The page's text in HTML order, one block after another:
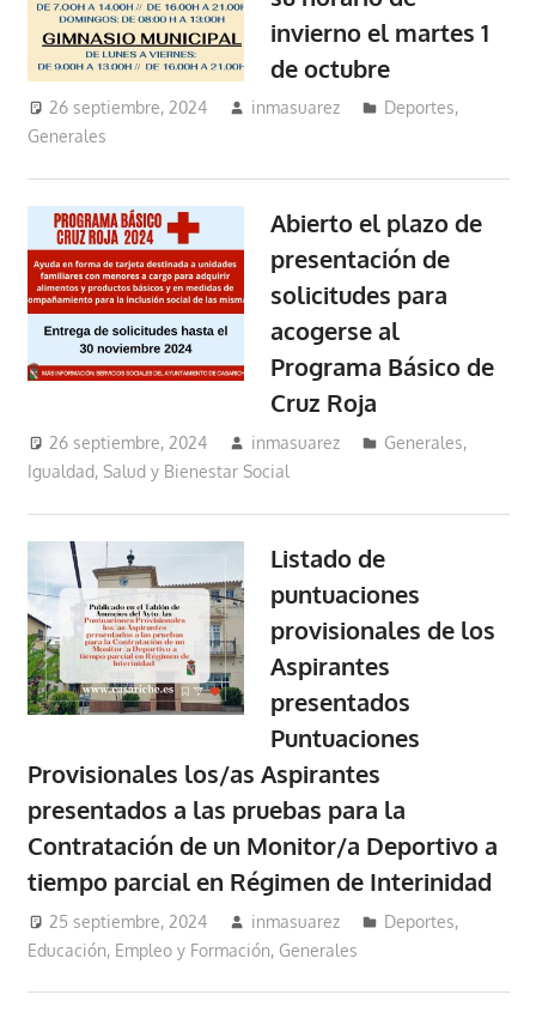
invierno el martes 1
de octubre
26 septiembre, 2024 inmasuarez Deportes,
Generales
Abierto el plazo de
presentación de
solicitudes para
acogerse al
Programa Básico de
Cruz Roja
26 septiembre, 2024 inmasuarez Generales,
Igualdad, Salud y Bienestar Social
Listado de
puntuaciones
provisionales de los
Aspirantes
presentados
Puntuaciones
Provisionales los/as Aspirantes
presentados a las pruebas para la
Contratación de un Monitor/a Deportivo a
tiempo parcial en Régimen de Interinidad
25 septiembre, 2024 inmasuarez Deportes,
Educación, Empleo y Formación, Generales